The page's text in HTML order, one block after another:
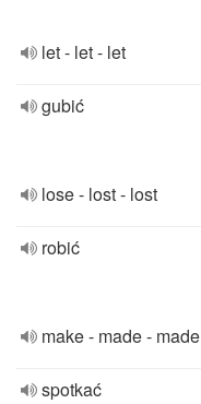
let - let - let
gubić
lose - lost - lost
robić
make - made - made
spotkać